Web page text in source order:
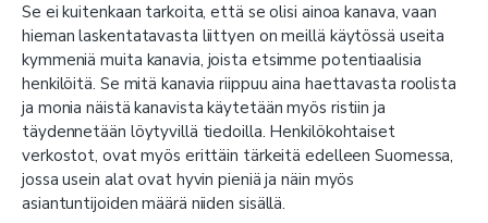
Se ei kuitenkaan tarkoita, että se olisi ainoa kanava, vaan
hieman laskentatavasta liittyen on meillä käytössä useita
kymmeniä muita kanavia, joista etsimme potentiaalisia
henkilöitä. Se mitä kanavia riippuu aina haettavasta roolista
ja monia näistä kanavista käytetään myös ristiin ja
täydennetään löytyvillä tiedoilla. Henkilökohtaiset
verkostot, ovat myös erittäin tärkeitä edelleen Suomessa,
jossa usein alat ovat hyvin pieniä ja näin myös
asiantuntijoiden määrä niiden sisällä.